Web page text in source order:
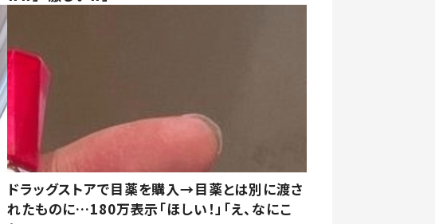
ドラッグストアで目薬を購入→目薬とは別に渡さ
れたものに…180万表示「ほしい！」「え、なにこ